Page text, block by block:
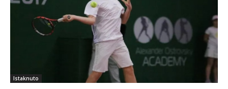
Istaknuto